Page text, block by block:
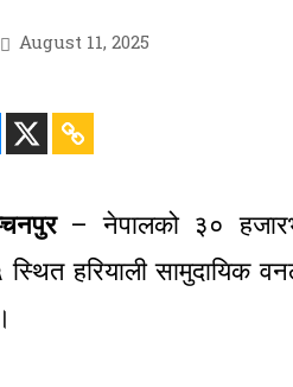
August 11, 2025
– नेपालको ३०
हरियाली सामुदायिक